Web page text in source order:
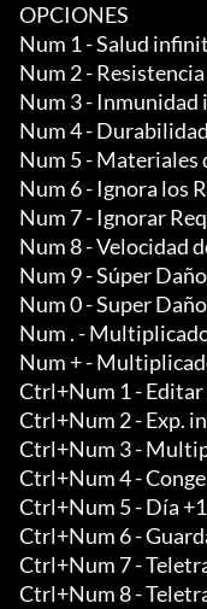
OPCIONES
Num 1 - Salud
Num 2 -
Num 3 - Inmunidad
Num 4 -
Num 5 - Materiales
Num 6 - Ignora los
Num 7 - Ignorar
Num 8 - Velocidad
Num 9 - Súper
Num 0 - Super
Num . -
Num + -
Ctrl+Num 1 -
Ctrl+Num 2 - Exp.
Ctrl+Num 3 -
Ctrl+Num 4 -
Ctrl+Num 5 - Día
Ctrl+Num 6 -
Ctrl+Num 7 -
Ctrl+Num 8 -